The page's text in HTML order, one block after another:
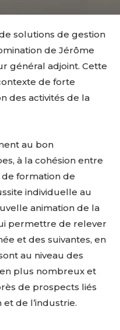
solutions de gestion
de Jérôme
général adjoint. Cette
de forte
des activités de la
au bon
à la cohésion entre
formation de
individuelle au
animation de la
permettre de relever
et des suivantes, en
au niveau des
plus nombreux et
de prospects liés
de l’industrie.